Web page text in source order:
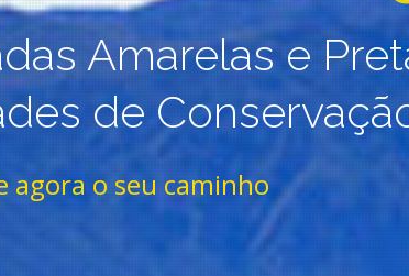
Amarelas e
de
agora o seu caminho